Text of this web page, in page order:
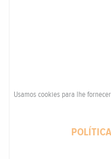
Usamos cookies para lhe